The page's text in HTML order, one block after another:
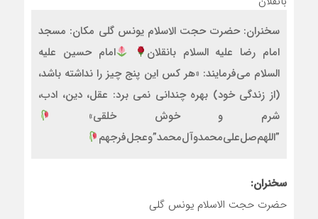
سخنران: حضرت حجت الاسلام یونس گلی مکان: مسجد
امام رضا علیه السلام بانقلان
امام حسین علیه
السلام می‌فرمایند: «هر کس این پنج چیز را نداشته باشد،
(از زندگی خود) بهره چندانی نمی برد: عقل، دین، ادب،
شرم و خوش خلقی»
”اللهم‌صل‌علی‌محمد‌و‌آل‌محمد‌”و‌عجل‌فرجهم
سخنران:
حضرت حجت الاسلام یونس گلی